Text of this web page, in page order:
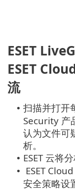
ESET
ESET
流
• 扫描并打开
Security 产
认为文件可
析。
• ESET 云将
•
ESET
安全策略设